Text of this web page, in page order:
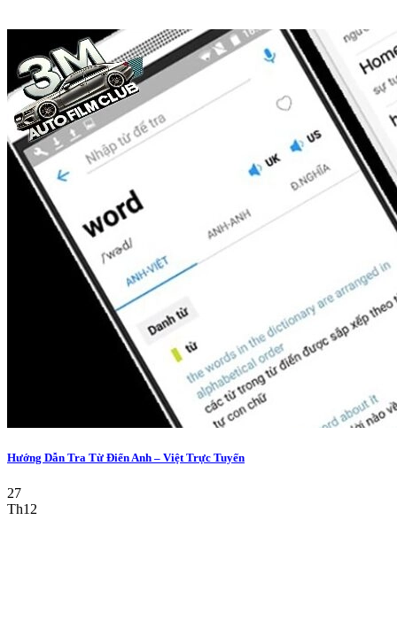
Hướng Dẫn Tra Từ Điển Anh – Việt Trực Tuyến
27
Th12